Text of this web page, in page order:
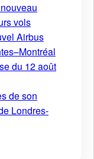
vols
Airbus
du 12 août
de son
Londres-